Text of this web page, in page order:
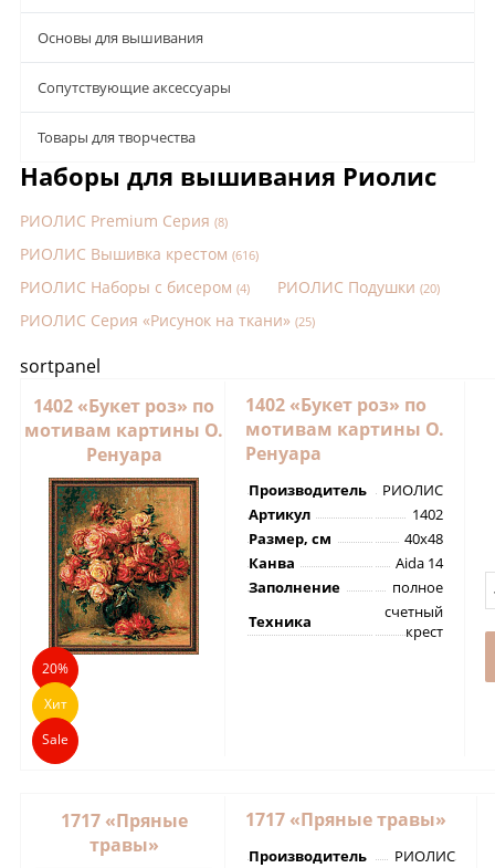
Основы для вышивания
Сопутствующие аксессуары
Товары для творчества
Наборы для вышивания Риолис
РИОЛИС Premium Серия (8)
РИОЛИС Вышивка крестом (616)
РИОЛИС Наборы с бисером (4) РИОЛИС Подушки (20)
РИОЛИС Серия «Рисунок на ткани» (25)
sortpanel
1402 «Букет роз» по
мотивам картины О.
Ренуара
20%
Хит
Sale
1402 «Букет роз» по
мотивам картины О.
Ренуара
Производитель
РИОЛИС
Артикул
1402
Размер, см
40х48
Канва
Aida 14
Заполнение
полное
Техника
счетный
крест
1717 «Пряные
травы»
1717 «Пряные травы»
Производитель
РИОЛИС